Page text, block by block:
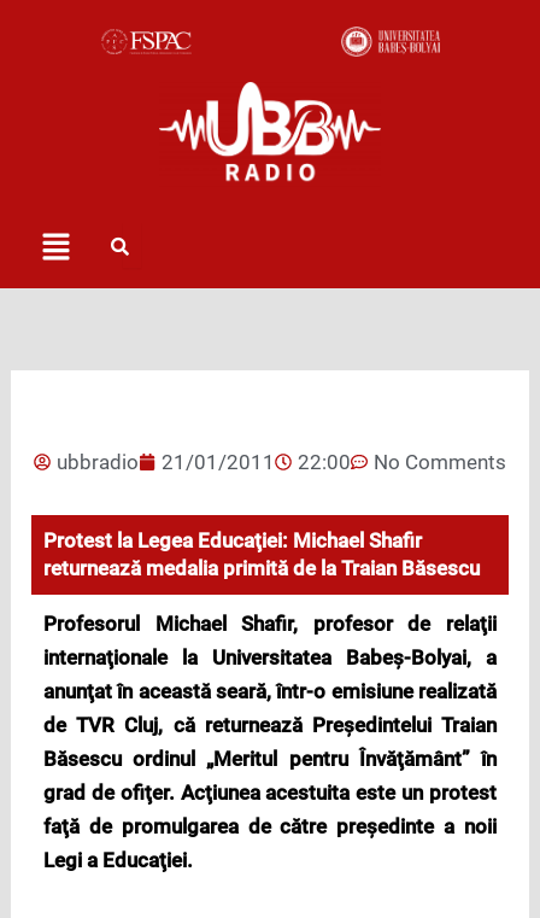
Menu
ubbradio 21/01/2011 22:00 No Comments
Protest la Legea Educaţiei: Michael Shafir
returnează medalia primită de la Traian Băsescu
Profesorul Michael Shafir, profesor de relaţii
internaţionale la Universitatea Babeş-Bolyai, a
anunţat în această seară, într-o emisiune realizată
de TVR Cluj, că returnează Preşedintelui Traian
Băsescu ordinul „Meritul pentru Învăţământ” în
grad de ofiţer. Acţiunea acestuita este un protest
faţă de promulgarea de către preşedinte a noii
Legi a Educaţiei.